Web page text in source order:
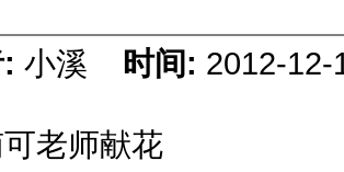
小溪 时间: 2012-12-
老师献花